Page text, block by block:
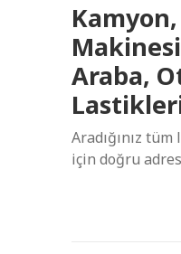
Araba,
Aradığınız
için doğru